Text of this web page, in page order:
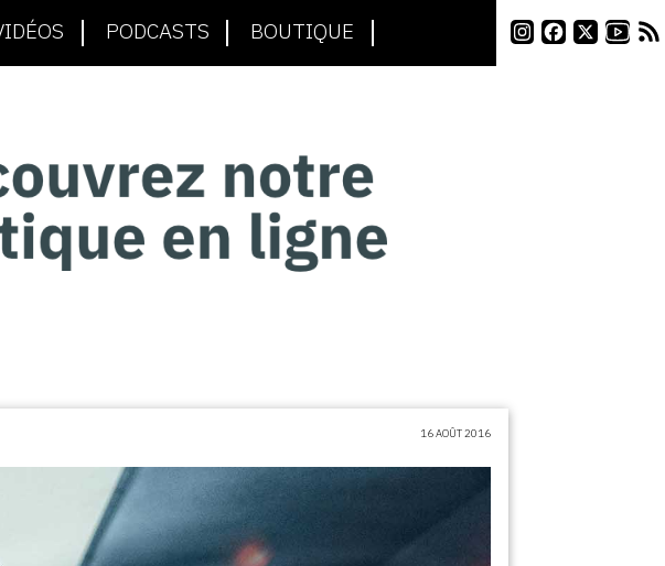
PODCASTS BOUTIQUE
16 AOÛT 2016